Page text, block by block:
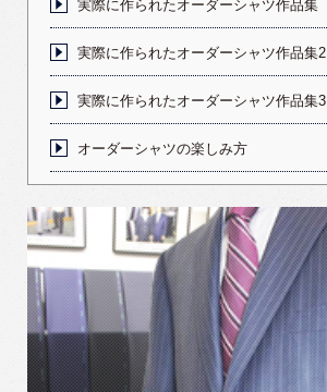
実際に作られたオーダーシャツ作品集
実際に作られたオーダーシャツ作品集2
実際に作られたオーダーシャツ作品集3
オーダーシャツの楽しみ方